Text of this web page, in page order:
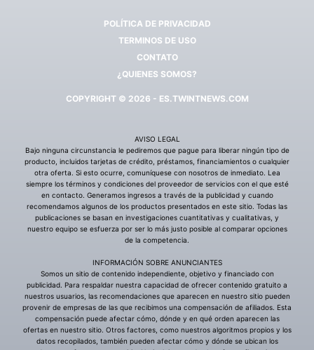
POLÍTICA DE PRIVACIDAD
TERMINOS DE USO
CONTATO
¿QUIENES SOMOS?
COPYRIGHT © 2026 - ES.TWINTNEWS.COM